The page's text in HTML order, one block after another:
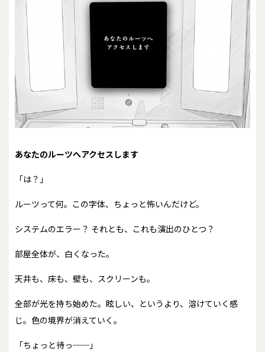
あなたのルーツへアクセスします
「は？」
ルーツって何。この字体、ちょっと怖いんだけど。
システムのエラー？ それとも、これも演出のひとつ？
部屋全体が、白くなった。
天井も、床も、壁も、スクリーンも。
全部が光を持ち始めた。眩しい、というより、溶けていく感
じ。色の境界が消えていく。
「ちょっと待っ──」